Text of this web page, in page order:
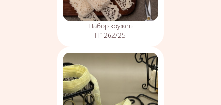
Набор кружев
Н1262/25